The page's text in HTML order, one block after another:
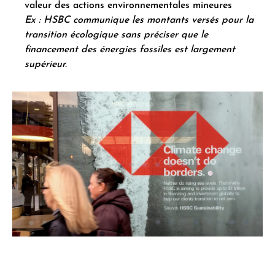
valeur des actions environnementales mineures
Ex : HSBC communique les montants versés pour la
transition écologique sans préciser que le
financement des énergies fossiles est largement
supérieur.